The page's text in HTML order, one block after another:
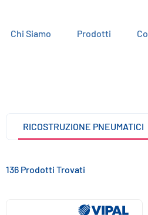
Chi Siamo Prodotti
RICOSTRUZIONE PNEUMATICI
136 Prodotti Trovati